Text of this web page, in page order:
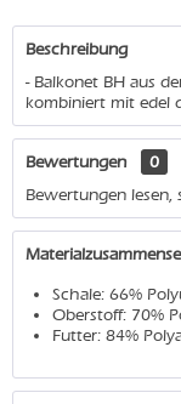
Beschreibung
- Balkonet BH aus
kombiniert mit edel
Bewertungen
0
Bewertungen lesen,
Schale: 66%
Oberstoff: 70%
Futter: 84%